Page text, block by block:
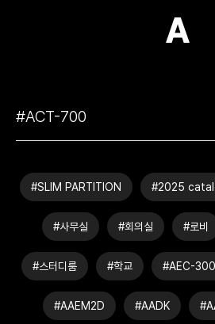
(주)아모
#SLIM PARTITION #2025
#사무실 #회의실 #로비
#스터디룸 #학교 #AEC-300
#AAEM2D #AADK